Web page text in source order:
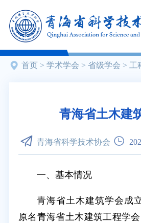
首页 > 学术学会 > 省级学会 > 工
青海省土木建
青海省科学技术协会
一、基本情况
青海省土木建筑学会成
原名青海省土木建筑工程学